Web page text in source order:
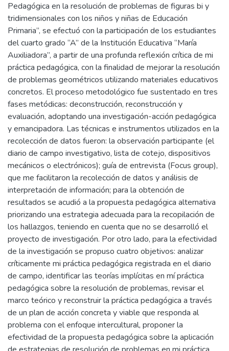
Pedagógica en la resolución de problemas de figuras bi y
tridimensionales con los niños y niñas de Educación
Primaria”, se efectuó con la participación de los estudiantes
del cuarto grado “A” de la Institución Educativa “María
Auxiliadora”, a partir de una profunda reflexión crítica de mi
práctica pedagógica, con la finalidad de mejorar la resolución
de problemas geométricos utilizando materiales educativos
concretos. El proceso metodológico fue sustentado en tres
fases metódicas: deconstrucción, reconstrucción y
evaluación, adoptando una investigación-acción pedagógica
y emancipadora. Las técnicas e instrumentos utilizados en la
recolección de datos fueron: la observación participante (el
diario de campo investigativo, lista de cotejo, dispositivos
mecánicos o electrónicos); guía de entrevista (Focus group),
que me facilitaron la recolección de datos y análisis de
interpretación de información; para la obtención de
resultados se acudió a la propuesta pedagógica alternativa
priorizando una estrategia adecuada para la recopilación de
los hallazgos, teniendo en cuenta que no se desarrolló el
proyecto de investigación. Por otro lado, para la efectividad
de la investigación se propuso cuatro objetivos: analizar
críticamente mi práctica pedagógica registrada en el diario
de campo, identificar las teorías implícitas en mí práctica
pedagógica sobre la resolución de problemas, revisar el
marco teórico y reconstruir la práctica pedagógica a través
de un plan de acción concreta y viable que responda al
problema con el enfoque intercultural, proponer la
efectividad de la propuesta pedagógica sobre la aplicación